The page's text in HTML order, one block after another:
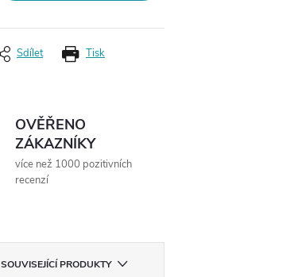
Tisk
Sdílet
OVĚŘENO
ZÁKAZNÍKY
více než 1000 pozitivních
recenzí
SOUVISEJÍCÍ PRODUKTY